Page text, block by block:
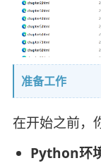
准备工作
在开始之前，
Python环